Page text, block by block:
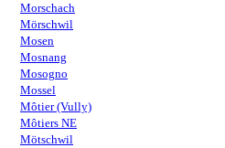
Morschach
Mörschwil
Mosen
Mosnang
Mosogno
Mossel
Môtier (Vully)
Môtiers NE
Mötschwil